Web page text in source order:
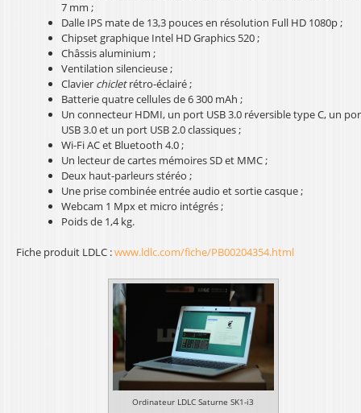
7 mm ;
Dalle IPS mate de 13,3 pouces en résolution Full HD 1080p ;
Chipset graphique Intel HD Graphics 520 ;
Châssis aluminium ;
Ventilation silencieuse ;
Clavier chicletrétro-éclairé ;
Batterie quatre cellules de 6 300 mAh ;
Un connecteur HDMI, un port USB 3.0 réversible type C, un
USB 3.0 et un port USB 2.0 classiques ;
Wi-Fi AC et Bluetooth 4.0 ;
Un lecteur de cartes mémoires SD et MMC ;
Deux haut-parleurs stéréo ;
Une prise combinée entrée audio et sortie casque ;
Webcam 1 Mpx et micro intégrés ;
Poids de 1,4 kg.
Fiche produit LDLC :www.ldlc.com/fiche/PB00204354.html
Ordinateur LDLC Saturne SK1-i3